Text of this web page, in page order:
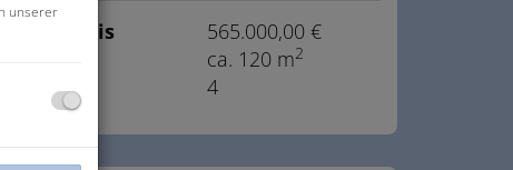
Kaufpreis
565.000,00 €
ca. 120 m2
Zimmer 4
unserer